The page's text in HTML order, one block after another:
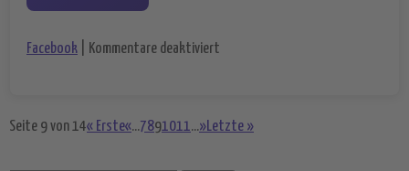
Facebook Kommentare deaktiviert
Seite 9 von 14« Erste«...7891011...»Letzte »